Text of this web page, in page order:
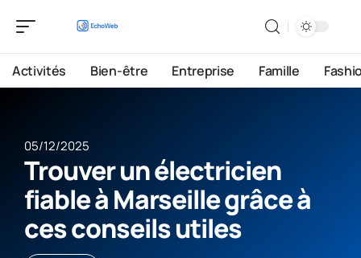
Activités Bien-être Entreprise Famille
05/12/2025
Trouver un électricien
fiable à Marseille grâce à
ces conseils utiles